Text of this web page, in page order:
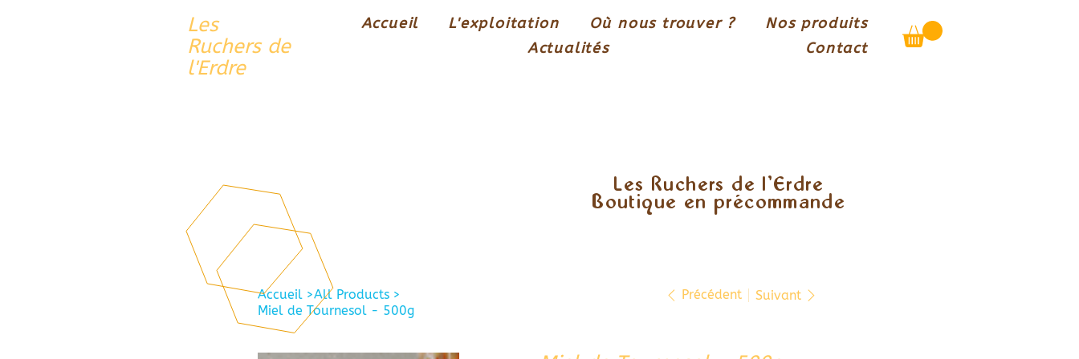
Les
Ruchers de
l'Erdre
Accueil L'exploitation Où nous trouver ?
Nos produits
Actualités
Contact
Accueil >All Products >
Miel de Tournesol - 500g
Précédent Suivant
Les Ruchers de l’Erdre
Boutique en précommande